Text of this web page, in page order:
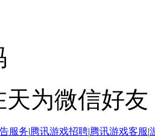
为微信好友
服务|腾讯游戏招聘|腾讯游戏客服|